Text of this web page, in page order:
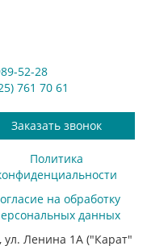
52-28
761 70 61
Заказать звонок
Политика
на обработку
данных
ул. Ленина 1А ("Карат"